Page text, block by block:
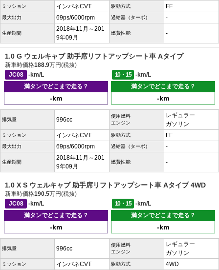
ミッション インパネCVT 駆動方式 FF
最大出力 69ps/6000rpm 過給器（ターボ） -
生産期間
2018年11月～201
9年09月
燃費性能 -
1.0 G ウェルキャブ 助手席リフトアップシート車 Aタイプ
新車時価格188.9万円(税抜)
JC08
-km/L 10・15
-km/L
満タンでどこまで走る？
-km
満タンでどこまで走る？
-km
排気量 996cc
使用燃料
エンジン
レギュラー
ガソリン
ミッション インパネCVT 駆動方式 FF
最大出力 69ps/6000rpm 過給器（ターボ） -
生産期間
2018年11月～201
9年09月
燃費性能 -
1.0 X S ウェルキャブ 助手席リフトアップシート車 Aタイプ 4WD
新車時価格190.5万円(税抜)
JC08
-km/L 10・15
-km/L
満タンでどこまで走る？
-km
満タンでどこまで走る？
-km
排気量 996cc
使用燃料
エンジン
レギュラー
ガソリン
ミッション インパネCVT 駆動方式 4WD